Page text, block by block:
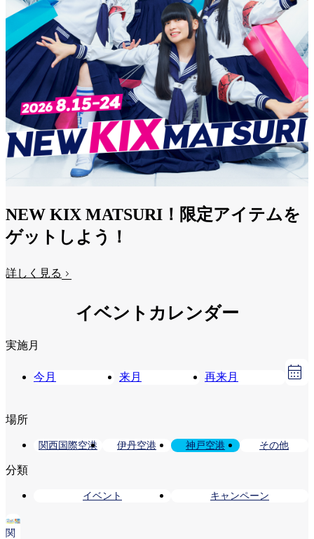
NEW KIX MATSURI！限定アイテムを
ゲットしよう！
詳しく見る
イベントカレンダー
実施月
今月 来月 再来月
場所
関西国際空港 伊丹空港 神戸空港 その他
分類
イベント キャンペーン
関